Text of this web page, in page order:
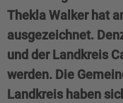
Thekla Walker hat
ausgezeichnet.
und der Landkreis
werden. Die
Landkreis haben